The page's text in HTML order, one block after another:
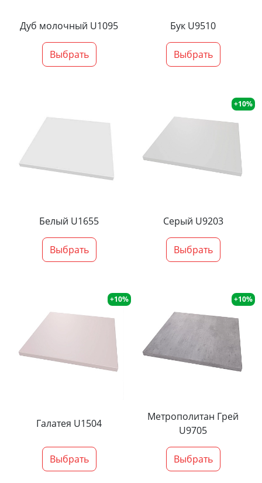
Дуб молочный U1095
Выбрать
Бук U9510
Выбрать
Белый U1655
Выбрать
+10%
Серый U9203
Выбрать
+10%
Галатея U1504
Выбрать
+10%
Метрополитан Грей
U9705
Выбрать